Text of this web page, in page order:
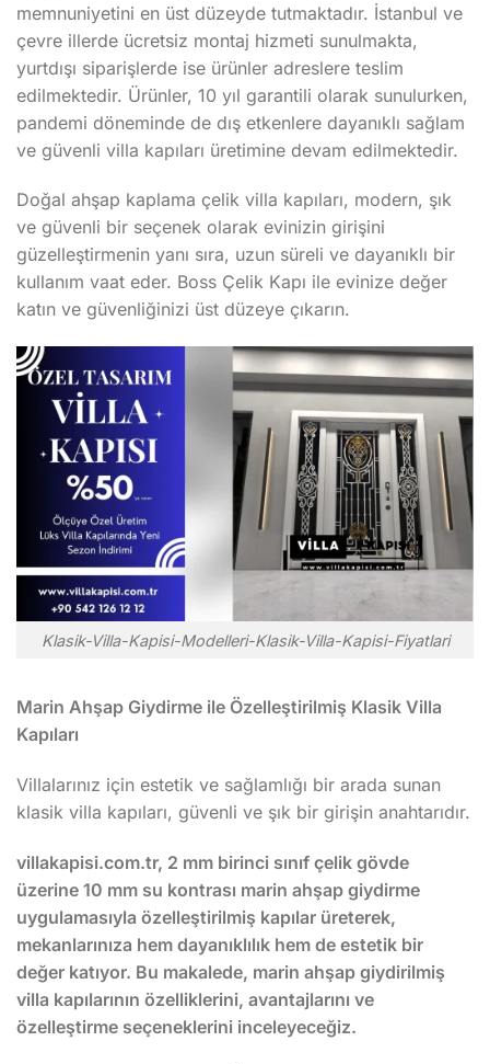
memnuniyetini en üst düzeyde tutmaktadır. İstanbul ve
çevre illerde ücretsiz montaj hizmeti sunulmakta,
yurtdışı siparişlerde ise ürünler adreslere teslim
edilmektedir. Ürünler, 10 yıl garantili olarak sunulurken,
pandemi döneminde de dış etkenlere dayanıklı sağlam
ve güvenli villa kapıları üretimine devam edilmektedir.
Doğal ahşap kaplama çelik villa kapıları, modern, şık
ve güvenli bir seçenek olarak evinizin girişini
güzelleştirmenin yanı sıra, uzun süreli ve dayanıklı bir
kullanım vaat eder. Boss Çelik Kapı ile evinize değer
katın ve güvenliğinizi üst düzeye çıkarın.
Klasik-Villa-Kapisi-Modelleri-Klasik-Villa-Kapisi-Fiyatlari
Marin Ahşap Giydirme ile Özelleştirilmiş Klasik Villa
Kapıları
Villalarınız için estetik ve sağlamlığı bir arada sunan
klasik villa kapıları, güvenli ve şık bir girişin anahtarıdır.
villakapisi.com.tr, 2 mm birinci sınıf çelik gövde
üzerine 10 mm su kontrası marin ahşap giydirme
uygulamasıyla özelleştirilmiş kapılar üreterek,
mekanlarınıza hem dayanıklılık hem de estetik bir
değer katıyor. Bu makalede, marin ahşap giydirilmiş
villa kapılarının özelliklerini, avantajlarını ve
özelleştirme seçeneklerini inceleyeceğiz.